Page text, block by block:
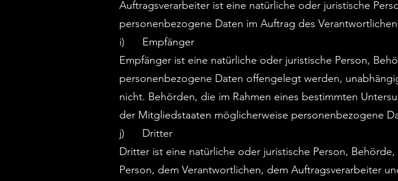
Auftragsverarbeiter ist eine natürliche oder juristische
personenbezogene Daten im Auftrag des
i) Empfänger
Empfänger ist eine natürliche oder juristische Person,
personenbezogene Daten offengelegt werden,
nicht. Behörden, die im Rahmen eines bestimmten
der Mitgliedstaaten möglicherweise personenbezogene
j) Dritter
Dritter ist eine natürliche oder juristische Person,
Person, dem Verantwortlichen, dem Auftragsverarbeiter